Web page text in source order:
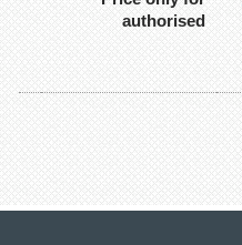
authorised